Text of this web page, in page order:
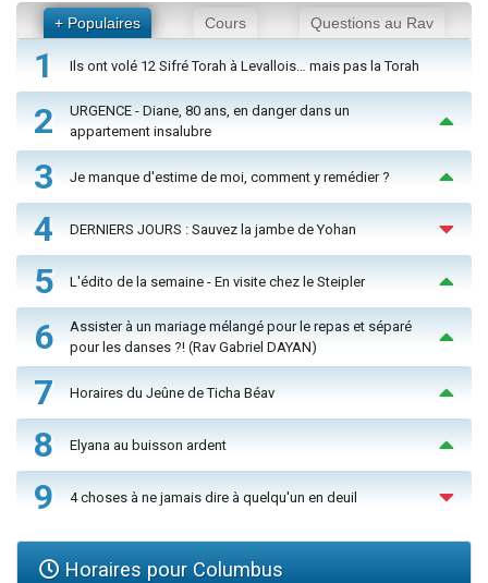
+ Populaires Cours Questions au Rav
1 Ils ont volé 12 Sifré Torah à Levallois… mais pas la Torah
2
URGENCE - Diane, 80 ans, en danger dans un
appartement insalubre
3 Je manque d'estime de moi, comment y remédier ?
4 DERNIERS JOURS : Sauvez la jambe de Yohan
5 L'édito de la semaine - En visite chez le Steipler
6
Assister à un mariage mélangé pour le repas et séparé
pour les danses ?! (Rav Gabriel DAYAN)
7 Horaires du Jeûne de Ticha Béav
8 Elyana au buisson ardent
9 4 choses à ne jamais dire à quelqu'un en deuil
Horaires pour Columbus